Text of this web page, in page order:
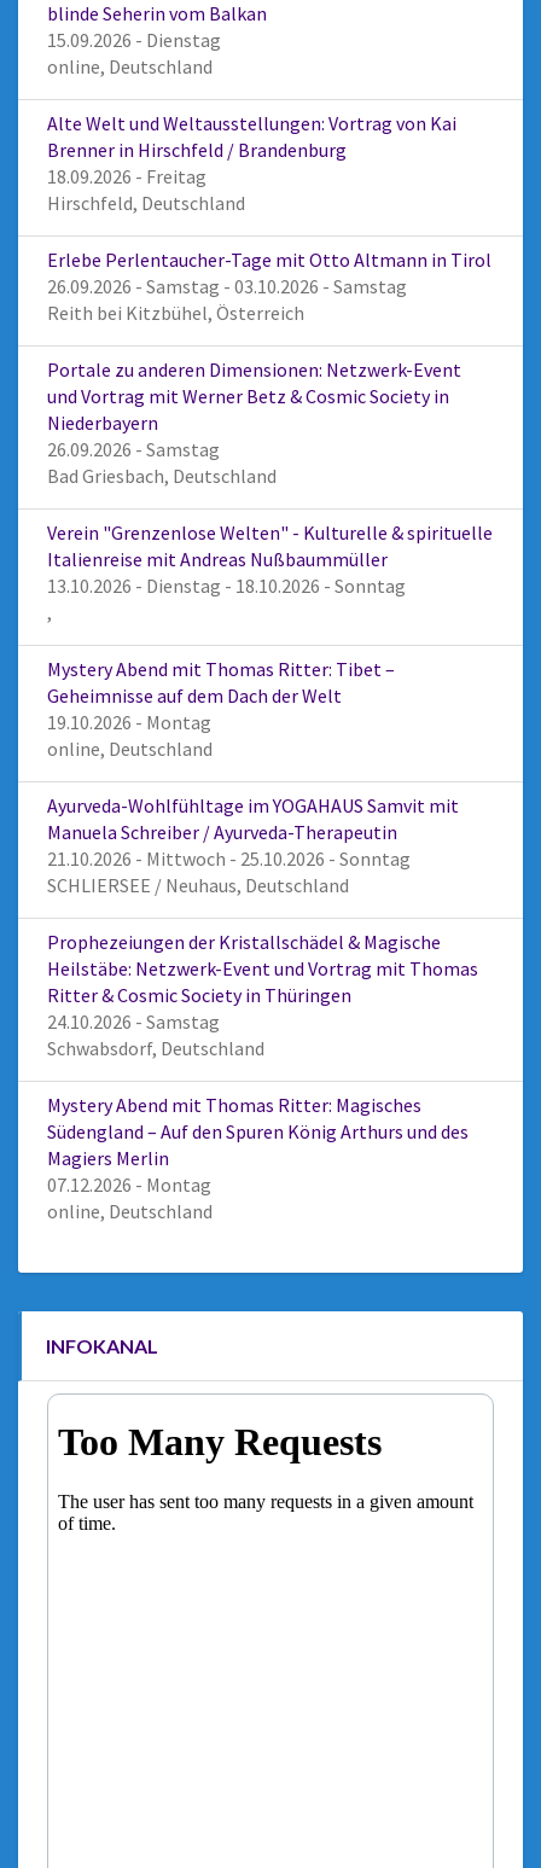
blinde Seherin vom Balkan
15.09.2026 - Dienstag
online, Deutschland
Alte Welt und Weltausstellungen: Vortrag von Kai
Brenner in Hirschfeld / Brandenburg
18.09.2026 - Freitag
Hirschfeld, Deutschland
Erlebe Perlentaucher-Tage mit Otto Altmann in Tirol
26.09.2026 - Samstag - 03.10.2026 - Samstag
Reith bei Kitzbühel, Österreich
Portale zu anderen Dimensionen: Netzwerk-Event
und Vortrag mit Werner Betz & Cosmic Society in
Niederbayern
26.09.2026 - Samstag
Bad Griesbach, Deutschland
Verein "Grenzenlose Welten" - Kulturelle & spirituelle
Italienreise mit Andreas Nußbaummüller
13.10.2026 - Dienstag - 18.10.2026 - Sonntag
,
Mystery Abend mit Thomas Ritter: Tibet –
Geheimnisse auf dem Dach der Welt
19.10.2026 - Montag
online, Deutschland
Ayurveda-Wohlfühltage im YOGAHAUS Samvit mit
Manuela Schreiber / Ayurveda-Therapeutin
21.10.2026 - Mittwoch - 25.10.2026 - Sonntag
SCHLIERSEE / Neuhaus, Deutschland
Prophezeiungen der Kristallschädel & Magische
Heilstäbe: Netzwerk-Event und Vortrag mit Thomas
Ritter & Cosmic Society in Thüringen
24.10.2026 - Samstag
Schwabsdorf, Deutschland
Mystery Abend mit Thomas Ritter: Magisches
Südengland – Auf den Spuren König Arthurs und des
Magiers Merlin
07.12.2026 - Montag
online, Deutschland
INFOKANAL